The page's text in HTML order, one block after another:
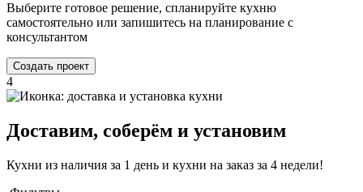
Выберите готовое решение, спланируйте кухню
самостоятельно или запишитесь на планирование с
консультантом
Создать проект
4
Доставим, соберём и установим
Кухни из наличия за 1 день и кухни на заказ за 4 недели!